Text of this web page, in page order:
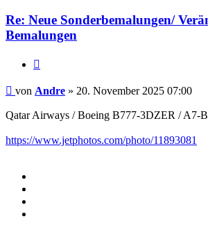
Re: Neue Sonderbemalungen/
Bemalungen
Beitrag
von Andre » 20. November 2025 07:00
Qatar Airways / Boeing B777-3DZER / A7-
https://www.jetphotos.com/photo/11893081